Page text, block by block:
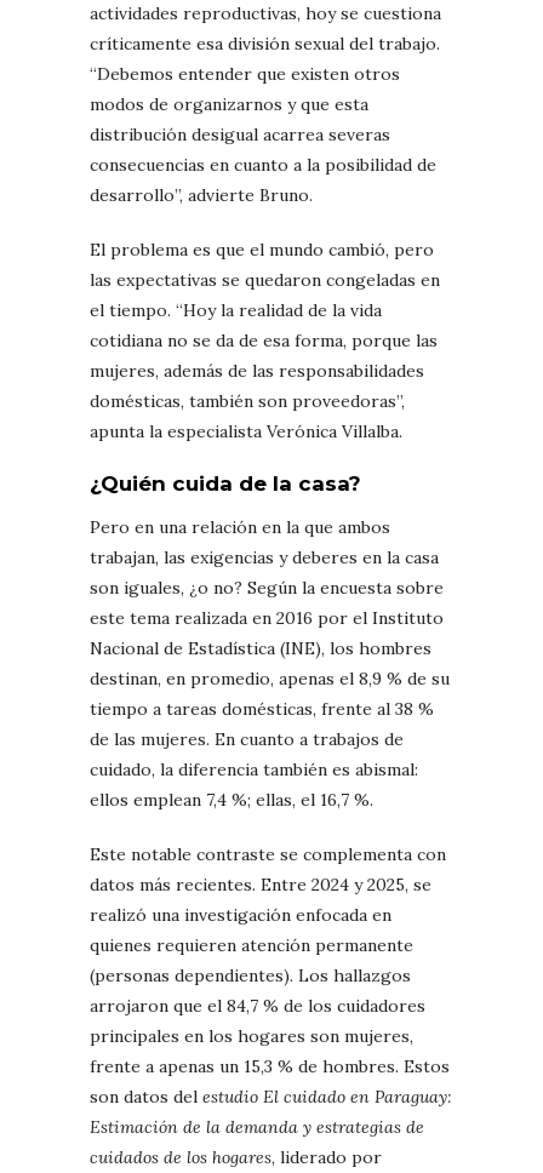
actividades reproductivas, hoy se cuestiona
críticamente esa división sexual del trabajo.
“Debemos entender que existen otros
modos de organizarnos y que esta
distribución desigual acarrea severas
consecuencias en cuanto a la posibilidad de
desarrollo”, advierte Bruno.
El problema es que el mundo cambió, pero
las expectativas se quedaron congeladas en
el tiempo. “Hoy la realidad de la vida
cotidiana no se da de esa forma, porque las
mujeres, además de las responsabilidades
domésticas, también son proveedoras”,
apunta la especialista Verónica Villalba.
¿Quién cuida de la casa?
Pero en una relación en la que ambos
trabajan, las exigencias y deberes en la casa
son iguales, ¿o no? Según la encuesta sobre
este tema realizada en 2016 por el Instituto
Nacional de Estadística (INE), los hombres
destinan, en promedio, apenas el 8,9 % de su
tiempo a tareas domésticas, frente al 38 %
de las mujeres. En cuanto a trabajos de
cuidado, la diferencia también es abismal:
ellos emplean 7,4 %; ellas, el 16,7 %.
Este notable contraste se complementa con
datos más recientes. Entre 2024 y 2025, se
realizó una investigación enfocada en
quienes requieren atención permanente
(personas dependientes). Los hallazgos
arrojaron que el 84,7 % de los cuidadores
principales en los hogares son mujeres,
frente a apenas un 15,3 % de hombres. Estos
son datos del estudio El cuidado en Paraguay:
Estimación de la demanda y estrategias de
cuidados de los hogares, liderado por